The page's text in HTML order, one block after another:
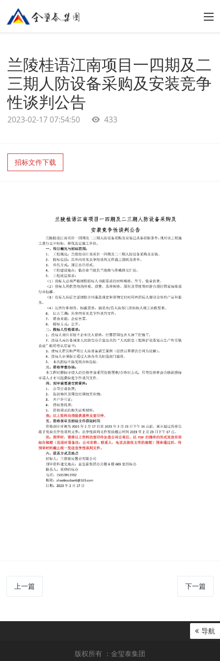
兰陵桂语江南项目一四期及二
三期人防设备采购及安装竞争
性谈判公告
2023-02-17 07:54:50 433
招标文件下载
上一篇 下一篇
导航
版权所有 ：金玺泰集团